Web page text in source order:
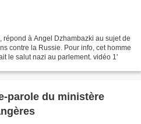
à Angel Dzhambazki au sujet de
contre la Russie. Pour info, cet homme
le salut nazi au parlement. vidéo 1'
parole du ministère